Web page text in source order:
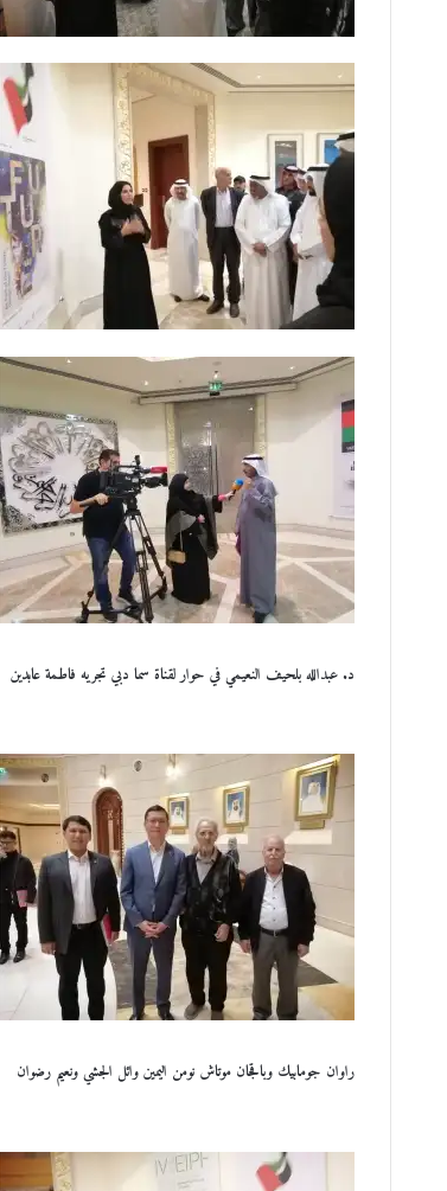
د. عبدالله بلحيف النعيمي في حوار لقناة سما دبي تجريه فاطمة عابدين
راوان جومابيك وباقجان موتاش نومن اليمين وائل الجشي ونعيم رضوان